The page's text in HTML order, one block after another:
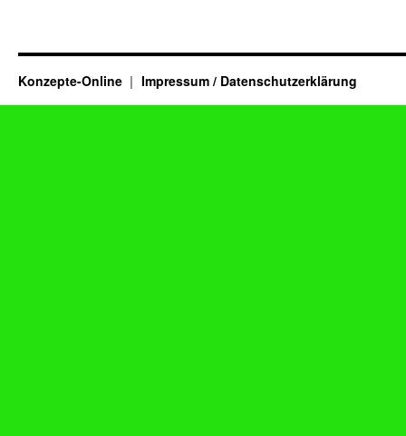
Konzepte-Online Impressum / Datenschutzerklärung